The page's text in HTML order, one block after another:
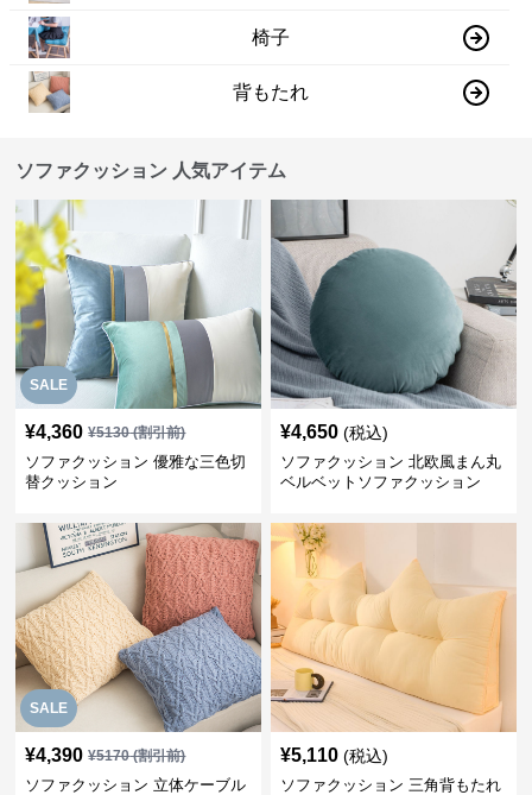
椅子
背もたれ
ソファクッション 人気アイテム
SALE
¥4,360 ¥5130(割引前)
ソファクッション 優雅な三色切
替クッション
¥4,650 (税込)
ソファクッション 北欧風まん丸
ベルベットソファクッション
SALE
¥4,390 ¥5170(割引前)
ソファクッション 立体ケーブル
¥5,110 (税込)
ソファクッション 三角背もたれ